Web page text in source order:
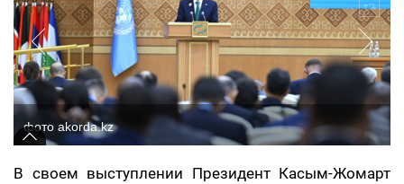
фото akorda.kz
В своем выступлении Президент Касым-Жомарт